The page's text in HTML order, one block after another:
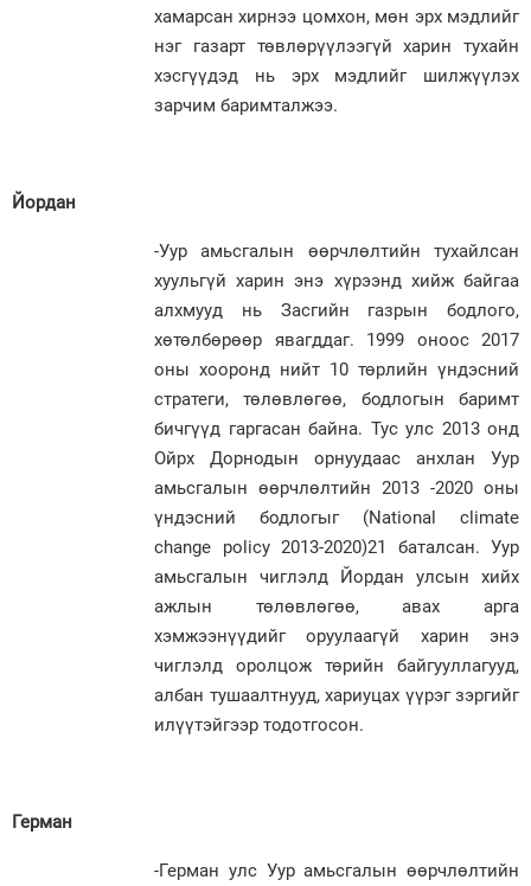
хамарсан хирнээ цомхон, мөн эрх мэдлийг
нэг газарт төвлөрүүлээгүй харин тухайн
хэсгүүдэд нь эрх мэдлийг шилжүүлэх
зарчим баримталжээ.
Йордан
-Уур амьсгалын өөрчлөлтийн тухайлсан
хуульгүй харин энэ хүрээнд хийж байгаа
алхмууд нь Засгийн газрын бодлого,
хөтөлбөрөөр явагддаг. 1999 оноос 2017
оны хооронд нийт 10 төрлийн үндэсний
стратеги, төлөвлөгөө, бодлогын баримт
бичгүүд гаргасан байна. Тус улс 2013 онд
Ойрх Дорнодын орнуудаас анхлан Уур
амьсгалын өөрчлөлтийн 2013 -2020 оны
үндэсний бодлогыг (National climate
change policy 2013-2020)21 баталсан. Уур
амьсгалын чиглэлд Йордан улсын хийх
ажлын төлөвлөгөө, авах арга
хэмжээнүүдийг оруулаагүй харин энэ
чиглэлд оролцож төрийн байгууллагууд,
албан тушаалтнууд, хариуцах үүрэг зэргийг
илүүтэйгээр тодотгосон.
Герман
-Герман улс Уур амьсгалын өөрчлөлтийн